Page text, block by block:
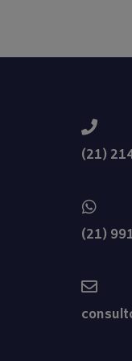
(21)
(21)